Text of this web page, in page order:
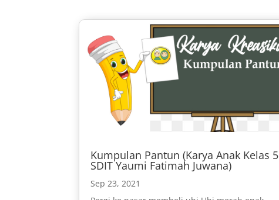
Kumpulan Pantun (Karya Anak Kelas 5
SDIT Yaumi Fatimah Juwana)
Sep 23, 2021